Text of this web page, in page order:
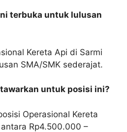
terbuka untuk lulusan
Kereta Api di Sarmi
SMA/SMK sederajat.
untuk posisi ini?
Operasional Kereta
Rp4.500.000 –